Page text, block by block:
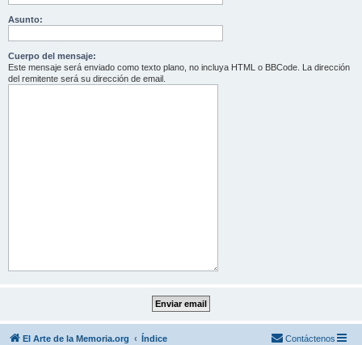
Asunto:
Cuerpo del mensaje:
Este mensaje será enviado como texto plano, no incluya HTML o BBCode. La dirección
del remitente será su dirección de email.
El Arte de la Memoria.org Índice Contáctenos